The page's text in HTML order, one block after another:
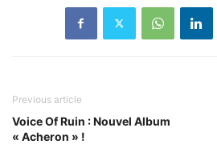
Previous article
Voice Of Ruin : Nouvel Album
« Acheron » !